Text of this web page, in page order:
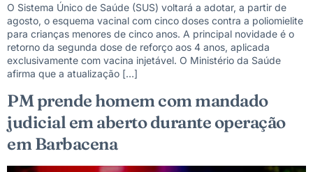
O Sistema Único de Saúde (SUS) voltará a adotar, a partir de
agosto, o esquema vacinal com cinco doses contra a poliomielite
para crianças menores de cinco anos. A principal novidade é o
retorno da segunda dose de reforço aos 4 anos, aplicada
exclusivamente com vacina injetável. O Ministério da Saúde
afirma que a atualização […]
PM prende homem com mandado
judicial em aberto durante operação
em Barbacena